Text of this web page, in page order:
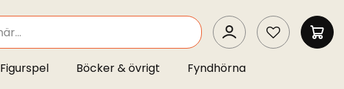
SEARCH
MIN
Figurspel Böcker & övrigt Fyndhörna